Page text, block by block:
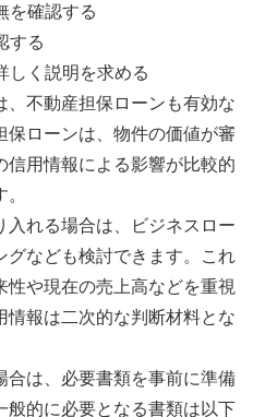
を確認する
する
しく説明を求める
、不動産担保ローンも有効な
ローンは、物件の価値が審
用情報による影響が比較的
入れる場合は、ビジネスロー
グなども検討できます。これ
性や現在の売上高などを重視
報は二次的な判断材料とな
合は、必要書類を事前に準備
般的に必要となる書類は以下